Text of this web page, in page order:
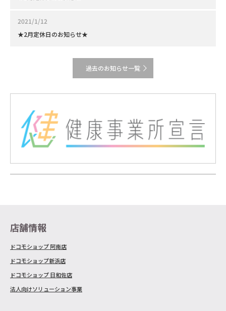
2021/1/12
★2月定休日のお知らせ★
過去のお知らせ一覧
店舗情報
ドコモショップ 阿南店
ドコモショップ新浜店
ドコモショップ 日和佐店
法人向けソリューション事業